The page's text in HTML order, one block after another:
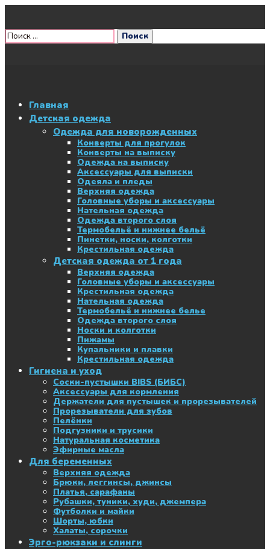
Главная
Детская одежда
Одежда для новорожденных
Конверты для прогулок
Конверты на выписку
Одежда на выписку
Аксессуары для выписки
Одеяла и пледы
Верхняя одежда
Головные уборы и аксессуары
Нательная одежда
Одежда второго слоя
Термобельё и нижнее бельё
Пинетки, носки, колготки
Крестильная одежда
Детская одежда от 1 года
Верхняя одежда
Головные уборы и аксессуары
Крестильная одежда
Нательная одежда
Термобельё и нижнее белье
Одежда второго слоя
Носки и колготки
Пижамы
Купальники и плавки
Крестильная одежда
Гигиена и уход
Соски-пустышки BIBS (БИБС)
Аксессуары для кормления
Держатели для пустышек и прорезывателей
Прорезыватели для зубов
Пелёнки
Подгузники и трусики
Натуральная косметика
Эфирные масла
Для беременных
Верхняя одежда
Брюки, леггинсы, джинсы
Платья, сарафаны
Рубашки, туники, худи, джемпера
Футболки и майки
Шорты, юбки
Халаты, сорочки
Эрго-рюкзаки и слинги